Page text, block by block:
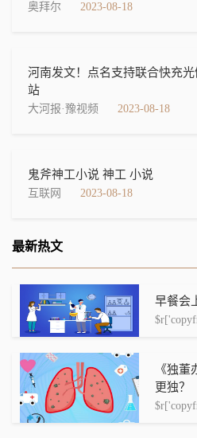
奥拜尔 2023-08-18
河南发文！点名支持联合快充
站
大河报·豫视频 2023-08-18
鬼斧神工小说 神工 小说
互联网 2023-08-18
最新热文
《独
更独？